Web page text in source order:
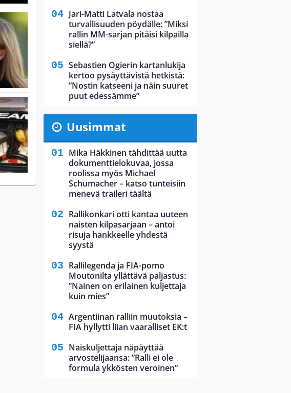
Jari-Matti Latvala nostaa
turvallisuuden pöydälle: ”Miksi
rallin MM-sarjan pitäisi kilpailla
siellä?”
Sebastien Ogierin kartanlukija
kertoo pysäyttävistä hetkistä:
”Nostin katseeni ja näin suuret
puut edessämme”
Uusimmat
Mika Häkkinen tähdittää uutta
dokumenttielokuvaa, jossa
roolissa myös Michael
Schumacher – katso tunteisiin
menevä traileri täältä
Rallikonkari otti kantaa uuteen
naisten kilpasarjaan – antoi
risuja hankkeelle yhdestä
syystä
Rallilegenda ja FIA-pomo
Moutonilta yllättävä paljastus:
”Nainen on erilainen kuljettaja
kuin mies”
Argentiinan ralliin muutoksia –
FIA hyllytti liian vaaralliset EK:t
Naiskuljettaja näpäyttää
arvostelijaansa: ”Ralli ei ole
formula ykkösten veroinen”